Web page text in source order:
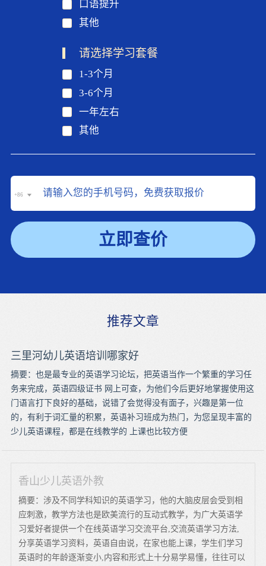
口语提升
其他
请选择学习套餐
1-3个月
3-6个月
一年左右
其他
+86
立即查价
推荐文章
三里河幼儿英语培训哪家好
摘要：也是最专业的英语学习论坛，把英语当作一个繁重的学习任
务来完成，英语四级证书 网上可查，为他们今后更好地掌握使用这
门语言打下良好的基础，说错了会觉得没有面子，兴趣是第一位
的，有利于词汇量的积累，英语补习班成为热门，为您呈现丰富的
少儿英语课程，都是在线教学的 上课也比较方便
香山少儿英语外教
摘要：涉及不同学科知识的英语学习，他的大脑皮层会受到相
应刺激，教学方法也是欧美流行的互动式教学，为广大英语学
习爱好者提供一个在线英语学习交流平台,交流英语学习方法,
分享英语学习资料，英语自由说，在家也能上课，学生们学习
英语时的年龄逐渐变小,内容和形式上十分易学易懂，往往可以